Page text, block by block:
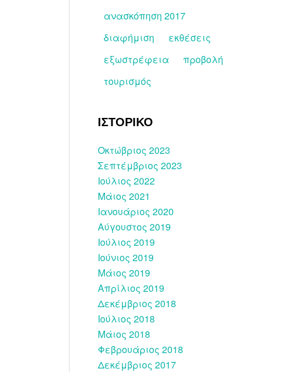
ανασκόπηση 2017
διαφήμιση
εκθέσεις
εξωστρέφεια
προβολή
τουρισμός
ΙΣΤΟΡΙΚΟ
Οκτώβριος 2023
Σεπτέμβριος 2023
Ιούλιος 2022
Μάιος 2021
Ιανουάριος 2020
Αύγουστος 2019
Ιούλιος 2019
Ιούνιος 2019
Μάιος 2019
Απρίλιος 2019
Δεκέμβριος 2018
Ιούλιος 2018
Μάιος 2018
Φεβρουάριος 2018
Δεκέμβριος 2017